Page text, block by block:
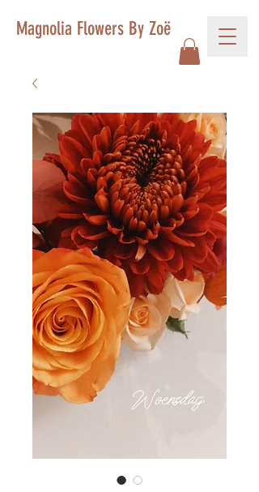
Magnolia Flowers By Zoë